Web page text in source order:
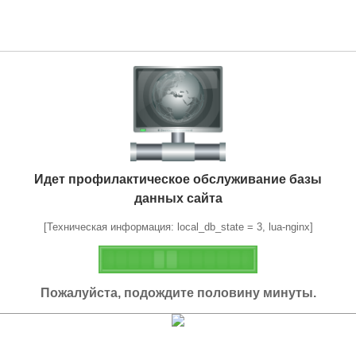
Идет профилактическое обслуживание базы
данных сайта
[Техническая информация: local_db_state = 3, lua-nginx]
Пожалуйста, подождите половину минуты.